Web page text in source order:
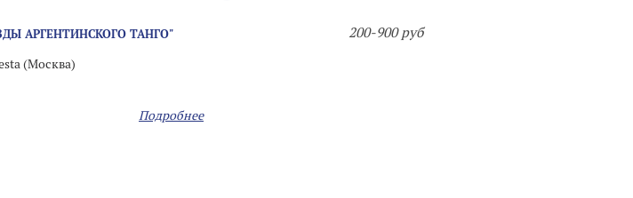
АРГЕНТИНСКОГО ТАНГО"
(Москва)
Подробнее
200-900 руб